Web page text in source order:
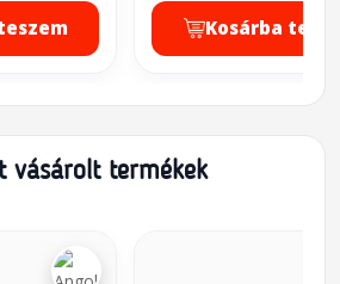
Kosárba
vásárolt termékek